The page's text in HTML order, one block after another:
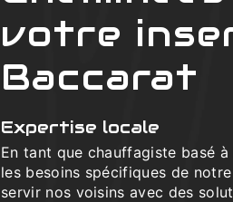
votre
Baccarat
Expertise locale
En tant que chauffagiste basé
les besoins spécifiques de
servir nos voisins avec des